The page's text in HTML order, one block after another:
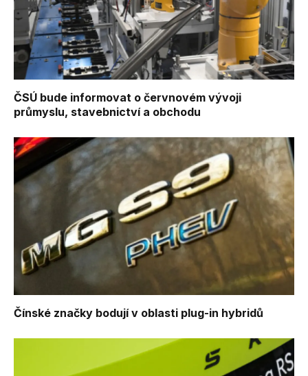
ČSÚ bude informovat o červnovém vývoji
průmyslu, stavebnictví a obchodu
Čínské značky bodují v oblasti plug-in hybridů